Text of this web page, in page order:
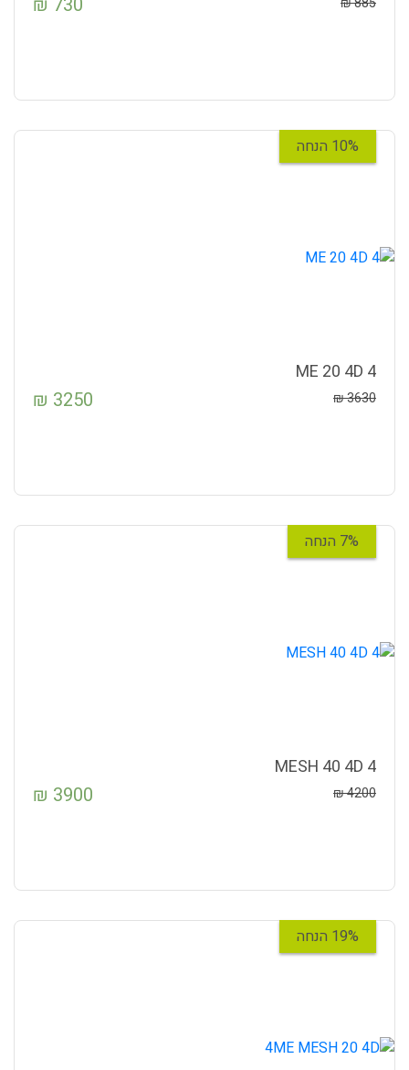
10% הנחה
4 ME 20 4D
3630
₪
3250
₪
7% הנחה
4 MESH 40 4D
4200
₪
3900
₪
19% הנחה